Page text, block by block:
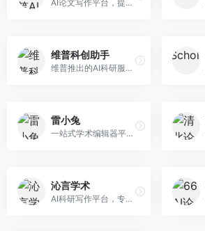
AI论文写作平台，提供无限改稿服务。面向高校学生和学术研究者，支持论文选题、大纲生成、内容撰写、查重修改等全流程服务，改稿次数不限，服务质量有保障。
维普科创助手
维普推出的AI科研服务平台，整合学术资源与智能写作。面向科研人员和高校师生，提供文献检索、论文写作、查重检测等一站式服务，学术资源权威可靠。
雷小兔
一站式学术编辑器平台，覆盖论文写作全流程。面向高校学生和科研人员，提供选题分析、文献检索、论文生成、查重降重等服务，操作流程清晰，学术写作效率显著提升。
沁言学术
AI科研写作平台，专注于学术研究辅助。面向研究生和科研工作者，提供文献分析、研究方法指导、论文撰写等服务，学术资源丰富，研究支持全面。